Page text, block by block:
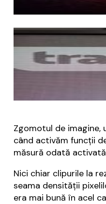
Zgomotul de
când activăm funcții
măsură odată
Nici chiar clipurile la
seama densității
era mai bună în acel